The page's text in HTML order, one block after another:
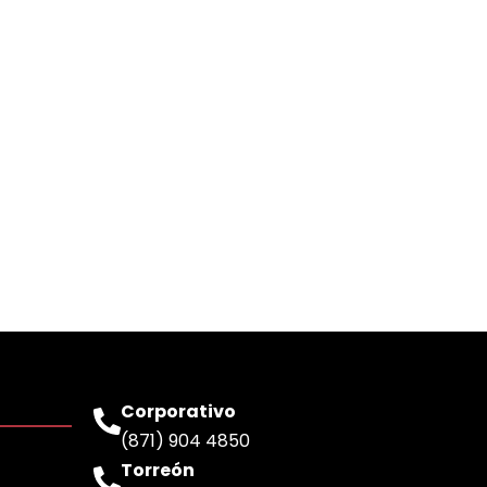
Corporativo
(871) 904 4850
Torreón